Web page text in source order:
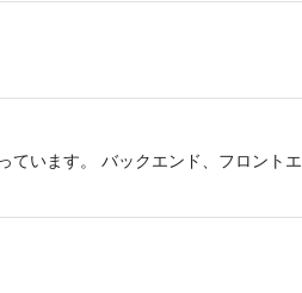
ています。 バックエンド、フロントエ